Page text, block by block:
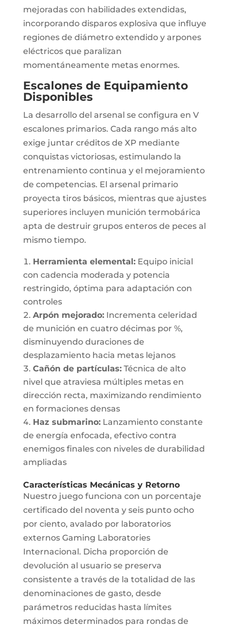
mejoradas con habilidades extendidas,
incorporando disparos explosiva que influye
regiones de diámetro extendido y arpones
eléctricos que paralizan
momentáneamente metas enormes.
Escalones de Equipamiento
Disponibles
La desarrollo del arsenal se configura en V
escalones primarios. Cada rango más alto
exige juntar créditos de XP mediante
conquistas victoriosas, estimulando la
entrenamiento continua y el mejoramiento
de competencias. El arsenal primario
proyecta tiros básicos, mientras que ajustes
superiores incluyen munición termobárica
apta de destruir grupos enteros de peces al
mismo tiempo.
Herramienta elemental:Equipo inicial
con cadencia moderada y potencia
restringido, óptima para adaptación con
controles
Arpón mejorado:Incrementa celeridad
de munición en cuatro décimas por %,
disminuyendo duraciones de
desplazamiento hacia metas lejanos
Cañón de partículas:Técnica de alto
nivel que atraviesa múltiples metas en
dirección recta, maximizando rendimiento
en formaciones densas
Haz submarino:Lanzamiento constante
de energía enfocada, efectivo contra
enemigos finales con niveles de durabilidad
ampliadas
Características Mecánicas y Retorno
Nuestro juego funciona con un porcentaje
certificado del noventa y seis punto ocho
por ciento, avalado por laboratorios
externos Gaming Laboratories
Internacional. Dicha proporción de
devolución al usuario se preserva
consistente a través de la totalidad de las
denominaciones de gasto, desde
parámetros reducidas hasta límites
máximos determinados para rondas de